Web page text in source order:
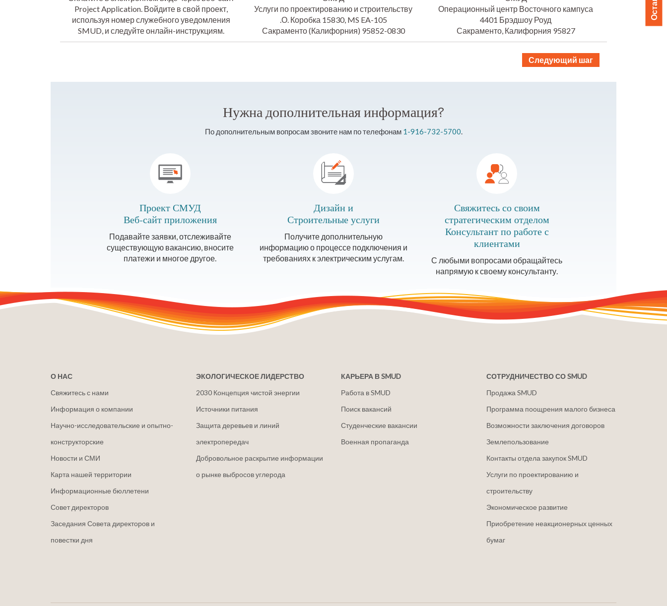
Project Application. Войдите в свой проект,
используя номер служебного уведомления
SMUD, и следуйте онлайн-инструкциям.
Услуги по проектированию и строительству
.О. Коробка 15830, MS EA-105
Сакраменто (Калифорния) 95852-0830
Операционный центр Восточного кампуса
4401 Брэдшоу Роуд
Сакраменто, Калифорния 95827
Следующий шаг
Нужна дополнительная информация?
По дополнительным вопросам звоните нам по телефонам 1-916-732-5700.
Проект СМУД
Веб-сайт приложения
Подавайте заявки, отслеживайте
существующую вакансию, вносите
платежи и многое другое.
Дизайн и
Строительные услуги
Получите дополнительную
информацию о процессе подключения и
требованиях к электрическим услугам.
Свяжитесь со своим
стратегическим отделом
Консультант по работе с
клиентами
С любыми вопросами обращайтесь
напрямую к своему консультанту.
О НАС
Свяжитесь с нами
Информация о компании
Научно-исследовательские и опытно-
конструкторские
Новости и СМИ
Карта нашей территории
Информационные бюллетени
Совет директоров
Заседания Совета директоров и
повестки дня
ЭКОЛОГИЧЕСКОЕ ЛИДЕРСТВО
2030 Концепция чистой энергии
Источники питания
Защита деревьев и линий
электропередач
Добровольное раскрытие информации
о рынке выбросов углерода
КАРЬЕРА В SMUD
Работа в SMUD
Поиск вакансий
Студенческие вакансии
Военная пропаганда
СОТРУДНИЧЕСТВО СО SMUD
Продажа SMUD
Программа поощрения малого бизнеса
Возможности заключения договоров
Землепользование
Контакты отдела закупок SMUD
Услуги по проектированию и
строительству
Экономическое развитие
Приобретение неакционерных ценных
бумаг